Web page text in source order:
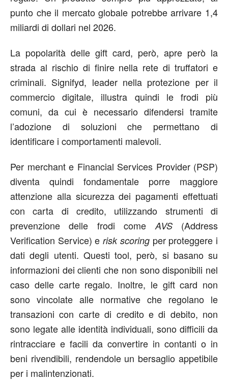
punto che il mercato globale potrebbe arrivare 1,4
miliardi di dollari nel 2026.
La popolarità delle gift card, però, apre però la
strada al rischio di finire nella rete di truffatori e
criminali. Signifyd, leader nella protezione per il
commercio digitale, illustra quindi le frodi più
comuni, da cui è necessario difendersi tramite
l’adozione di soluzioni che permettano di
identificare i comportamenti malevoli.
Per merchant e Financial Services Provider (PSP)
diventa quindi fondamentale porre maggiore
attenzione alla sicurezza dei pagamenti effettuati
con carta di credito, utilizzando strumenti di
prevenzione delle frodi come AVS(Address
Verification Service) erisk scoringper proteggere i
dati degli utenti. Questi tool, però, si basano su
informazioni dei clienti che non sono disponibili nel
caso delle carte regalo. Inoltre, le gift card non
sono vincolate alle normative che regolano le
transazioni con carte di credito e di debito, non
sono legate alle identità individuali, sono difficili da
rintracciare e facili da convertire in contanti o in
beni rivendibili, rendendole un bersaglio appetibile
per i malintenzionati.